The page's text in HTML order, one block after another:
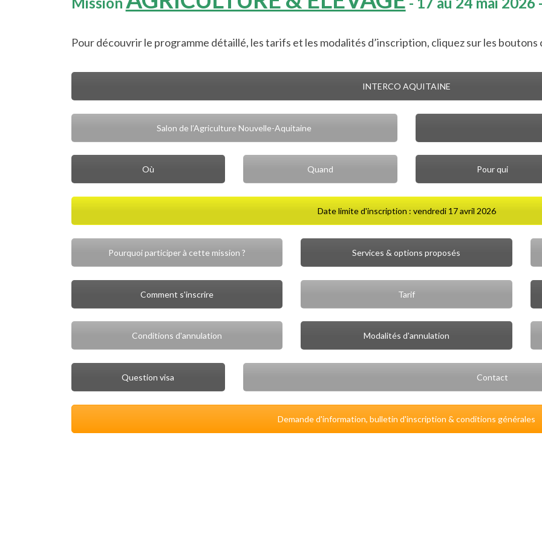
Pour découvrir le programme détaillé, les tarifs et les modalités d’inscription, cliquez sur les boutons
INTERCO AQUITAINE
Salon de l’Agriculture Nouvelle-Aquitaine
Où Quand Pour qui
Date limite d'inscription : vendredi 17 avril 2026
Pourquoi participer à cette mission ? Services & options proposés
Comment s'inscrire Tarif
Conditions d'annulation Modalités d'annulation
Question visa Contact
Demande d'information, bulletin d'inscription & conditions générales